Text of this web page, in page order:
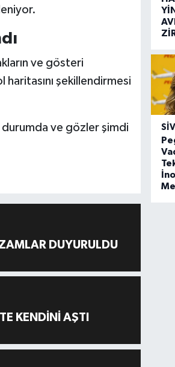
ve gösteri
haritasını şekillendirmesi
durumda ve gözler şimdi
DUYURULDU
KENDİNİ AŞTI